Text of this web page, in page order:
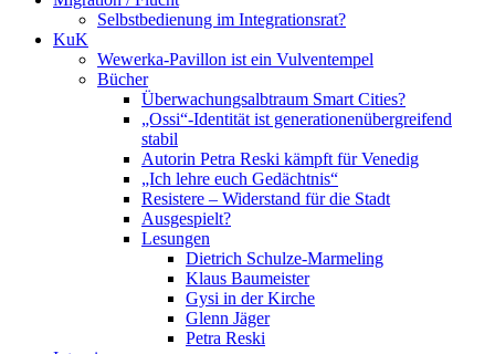
Selbstbedienung im Integrationsrat?
KuK
Wewerka-Pavillon ist ein Vulventempel
Bücher
Überwachungsalbtraum Smart Cities?
„Ossi“-Identität ist generationenübergreifend
stabil
Autorin Petra Reski kämpft für Venedig
„Ich lehre euch Gedächtnis“
Resistere – Widerstand für die Stadt
Ausgespielt?
Lesungen
Dietrich Schulze-Marmeling
Klaus Baumeister
Gysi in der Kirche
Glenn Jäger
Petra Reski